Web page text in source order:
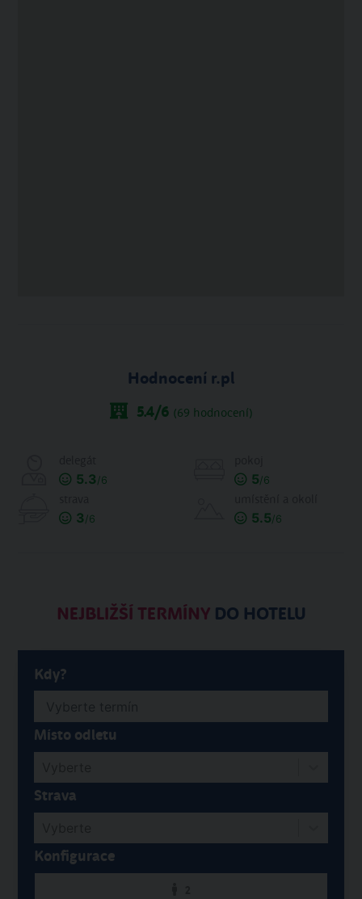
Hodnocení r.pl
5.4/6 (69 hodnocení)
5.3/6 5/6
3/6 5.5/6
NEJBLIŽŠÍ TERMÍNYDO HOTELU
Kdy?
Místo odletu
Strava
Konfigurace